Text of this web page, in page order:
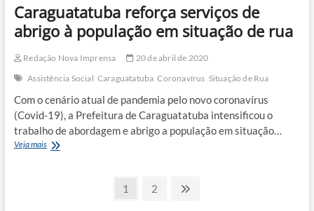
Caraguatatuba reforça serviços de
abrigo à população em situação de rua
Redação Nova Imprensa
20 de abril de 2020
Assistência Social Caraguatatuba Coronavírus Situação de Rua
Com o cenário atual de pandemia pelo novo coronavírus
(Covid-19), a Prefeitura de Caraguatatuba intensificou o
trabalho de abordagem e abrigo a população em situação…
Veja maisCaraguatatuba
Page
1 Page
2